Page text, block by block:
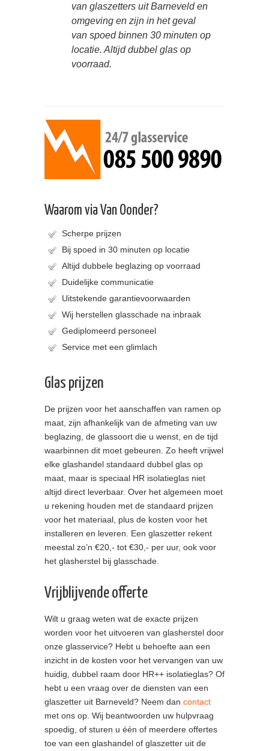
van glaszetters uit Barneveld en
omgeving en zijn in het geval
van spoed binnen 30 minuten op
locatie. Altijd dubbel glas op
voorraad.
Waarom via Van Oonder?
Scherpe prijzen
Bij spoed in 30 minuten op locatie
Altijd dubbele beglazing op voorraad
Duidelijke communicatie
Uitstekende garantievoorwaarden
Wij herstellen glasschade na inbraak
Gediplomeerd personeel
Service met een glimlach
Glas prijzen
De prijzen voor het aanschaffen van ramen op
maat, zijn afhankelijk van de afmeting van uw
beglazing, de glassoort die u wenst, en de tijd
waarbinnen dit moet gebeuren. Zo heeft vrijwel
elke glashandel standaard dubbel glas op
maat, maar is speciaal HR isolatieglas niet
altijd direct leverbaar. Over het algemeen moet
u rekening houden met de standaard prijzen
voor het materiaal, plus de kosten voor het
installeren en leveren. Een glaszetter rekent
meestal zo’n €20,- tot €30,- per uur, ook voor
het glasherstel bij glasschade.
Vrijblijvende offerte
Wilt u graag weten wat de exacte prijzen
worden voor het uitvoeren van glasherstel door
onze glasservice? Hebt u behoefte aan een
inzicht in de kosten voor het vervangen van uw
huidig, dubbel raam door HR++ isolatieglas? Of
hebt u een vraag over de diensten van een
glaszetter uit Barneveld? Neem dan contact
met ons op. Wij beantwoorden uw hulpvraag
spoedig, of sturen u één of meerdere offertes
toe van een glashandel of glaszetter uit de